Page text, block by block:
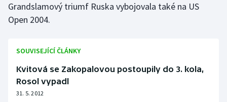
Motorsport
Parasport
Plavání
Grandslamový triumf Ruska vybojovala také na US
Open 2004.
SOUVISEJÍCÍ ČLÁNKY
Kvitová se Zakopalovou postoupily do 3. kola,
Rosol vypadl
31. 5. 2012